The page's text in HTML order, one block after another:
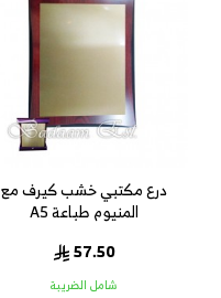
درع مكتبي خشب كيرف مع
المنيوم طباعة A5
57.50
شامل الضريبة